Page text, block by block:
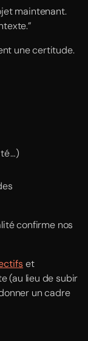
maintenant.
une certitude.
confirme nos
et
(au lieu de subir
un cadre